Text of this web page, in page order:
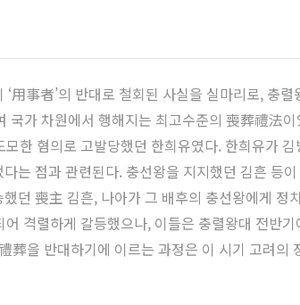
用事者’의 반대로 철회된 사실을 실마리로, 충
가 차원에서 행해지는 최고수준의 喪葬禮法
모한 혐의로 고발당했던 한희유였다. 한희유가
는 점과 관련된다. 충선왕을 지지했던 김흔 등
던 喪主 김흔, 나아가 그 배후의 충선왕에게
격렬하게 갈등했으나, 이들은 충렬왕대 전반
葬을 반대하기에 이르는 과정은 이 시기 고려